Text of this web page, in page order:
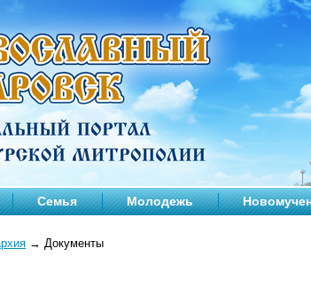
Семья Молодежь
→ Документы